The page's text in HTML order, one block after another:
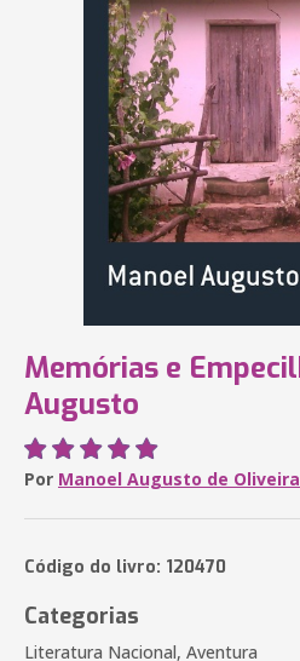
Memórias e
Augusto
Por Manoel Augusto de Oliveira
Código do livro: 120470
Categorias
Literatura Nacional, Aventura